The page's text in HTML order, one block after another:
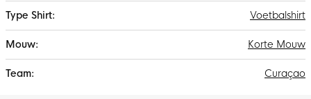
Voetbalshirt
Korte Mouw
Curaçao